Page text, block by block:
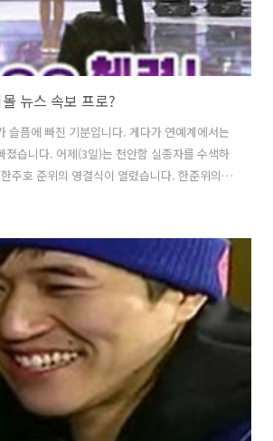
뉴스 속보 프로?
슬픔에 빠진 기분입니다. 게다가 연예계에서는
졌습니다. 어제(3일)는 천안함 실종자를 수색하
주호 준위의 영결식이 열렸습니다. 한준위의
은 희망을 갖고 있던 실종가족들을 오열하게 만
이후 온 나라가 우울모드라 해도 과언이 아닙니
때문에 오락 프로 방송을 자제하고 있습니다. 어
신 탈북 소녀 복서 최현미선수의 경기를 재방송
결'은 결방됐습니다. 그리고 '세바퀴'는 특선 영